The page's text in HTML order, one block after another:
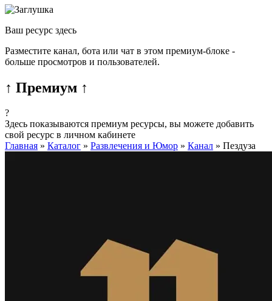
Ваш ресурс здесь
Разместите канал, бота или чат в этом премиум-блоке -
больше просмотров и пользователей.
↑ Премиум ↑
?
Здесь показываются премиум ресурсы, вы можете добавить
свой ресурс в личном кабинете
Главная » Каталог » Развлечения и Юмор » Канал » Пездуза